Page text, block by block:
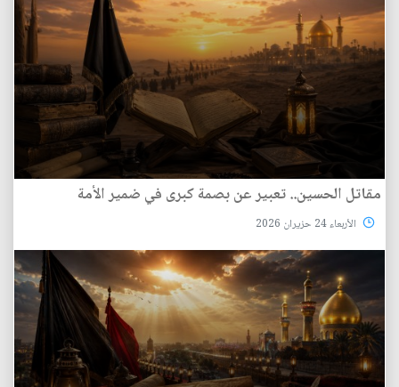
مقاتل الحسين.. تعبير عن بصمة كبرى في ضمير الأمة
الأربعاء 24 حزيران 2026